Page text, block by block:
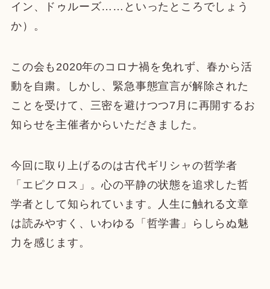
イン、ドゥルーズ……といったところでしょう
か）。
この会も2020年のコロナ禍を免れず、春から活
動を自粛。しかし、緊急事態宣言が解除された
ことを受けて、三密を避けつつ7月に再開するお
知らせを主催者からいただきました。
今回に取り上げるのは古代ギリシャの哲学者
「エピクロス」。心の平静の状態を追求した哲
学者として知られています。人生に触れる文章
は読みやすく、いわゆる「哲学書」らしらぬ魅
力を感じます。